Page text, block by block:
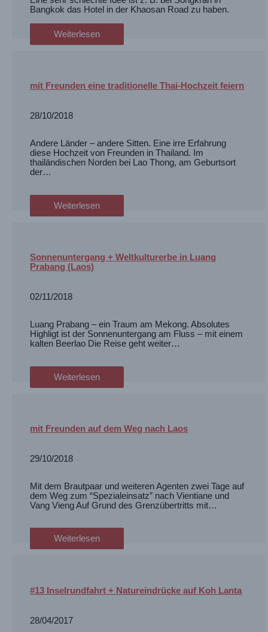
Bangkok das Hotel in der Khaosan Road zu haben.
Weiterlesen
mit Freunden eine traditionelle Thai-Hochzeit feiern
28/10/2018
Andere Länder – andere Sitten. Eine irre Erfahrung
diese Hochzeit von Freunden in Thailand. Im
thailändischen Norden bei Lao Thong, am Geburtsort
der…
Weiterlesen
Sonnenuntergang + Weltkulturerbe in Luang
Prabang (Laos)
02/11/2018
Luang Prabang – ein Traum am Mekong. Absolutes
Highligt ist der Sonnenuntergang am Fluss – mit einem
kalten Beerlao Die Reise geht weiter…
Weiterlesen
mit Freunden auf dem Weg nach Laos
29/10/2018
Mit dem Brautpaar und weiteren Agenten zwei Tage auf
dem Weg zum “Spezialeinsatz” nach Vientiane und
Vang Vieng Auf Grund des Grenzübertritts mit…
Weiterlesen
#13 Inselrundfahrt + Natureindrücke auf Koh Lanta
28/04/2017